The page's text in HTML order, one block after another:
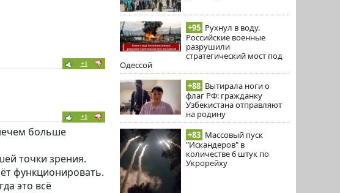
+95 Рухнул в воду.
Российские военные
разрушили
стратегический мост под
Одессой
+88 Вытирала ноги о
флаг РФ: гражданку
Узбекистана отправляют
на родину
+83 Массовый пуск
"Искандеров" в
количестве 6 штук по
Укрорейху
+1
+1
больше
точки зрения.
функционировать.
это всё